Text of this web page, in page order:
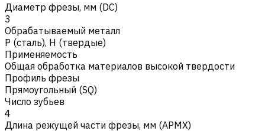
Диаметр фрезы, мм (DC)
3
Обрабатываемый металл
Р (сталь), H (твердые)
Применяемость
Общая обработка материалов высокой твердости
Профиль фрезы
Прямоугольный (SQ)
Число зубьев
4
Длина режущей части фрезы, мм (APMX)